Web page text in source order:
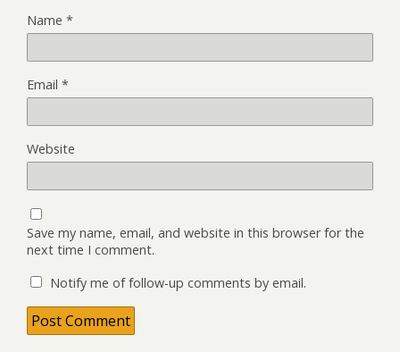
Name *
Email *
Website
Save my name, email, and website in this browser for the
next time I comment.
Notify me of follow-up comments by email.